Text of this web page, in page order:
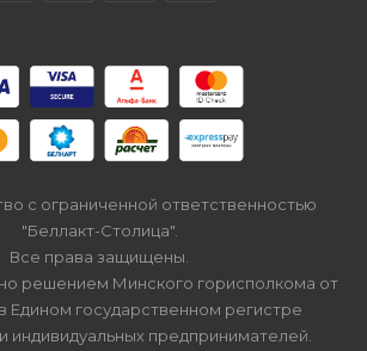
с ограниченной ответственностью
"Беллакт-Столица".
Все права защищены.
решением Минского горисполкома от
Едином государственном регистре
индивидуальных предпринимателей.